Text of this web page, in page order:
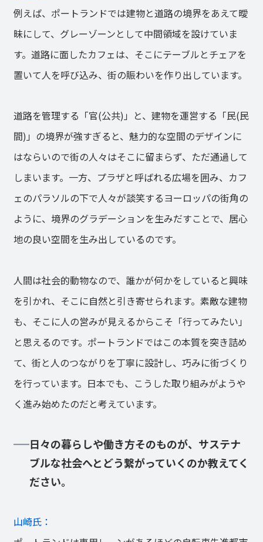
例えば、ポートランドでは建物と道路の境界をあえて曖
昧にして、グレーゾーンとして中間領域を設けていま
す。道路に面したカフェは、そこにテーブルとチェアを
置いて人を呼び込み、街の賑わいを作り出しています。
道路を管理する「官(公共)」と、建物を運営する「民(民
間)」の境界が強すぎると、魅力的な空間のデザインに
はならいので街の人々はそこに留まらず、ただ通過して
しまいます。一方、プラザと呼ばれる広場を囲み、カフ
ェのパラソルの下で人々が談笑するヨーロッパの街角の
ように、境界のグラデーションを生みだすことで、居心
地の良い空間を生み出しているのです。
人間は社会的動物なので、誰かが何かをしていると興味
を引かれ、そこに自然と引き寄せられます。素敵な建物
も、そこに人の営みが見えるからこそ「行ってみたい」
と思えるのです。ポートランドではこの本質を突き詰め
て、街と人のつながりを丁寧に設計し、巧みに街づくり
を行っています。日本でも、こうした取り組みがようや
く進み始めたのだと考えています。
日々の暮らしや働き方そのものが、サステナ
ブルな社会へとどう繋がっていくのか教えてく
ださい。
山崎氏：